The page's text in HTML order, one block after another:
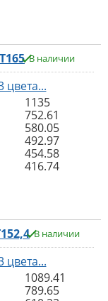
В наличии
цвета...
1135
752.61
580.05
492.97
454.58
416.74
В наличии
цвета...
1089.41
789.65